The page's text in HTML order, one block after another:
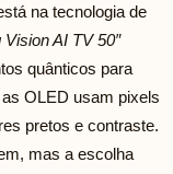
na tecnologia de
AI TV 50″
quânticos para
OLED usam pixels
pretos e contraste.
mas a escolha